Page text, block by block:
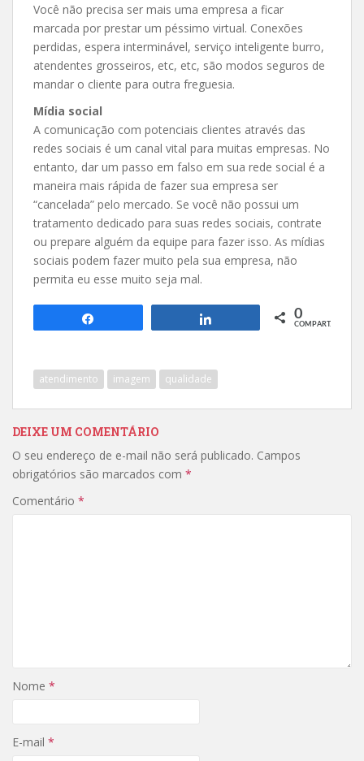
Você não precisa ser mais uma empresa a ficar
marcada por prestar um péssimo virtual. Conexões
perdidas, espera interminável, serviço inteligente burro,
atendentes grosseiros, etc, etc, são modos seguros de
mandar o cliente para outra freguesia.
Mídia social
A comunicação com potenciais clientes através das
redes sociais é um canal vital para muitas empresas. No
entanto, dar um passo em falso em sua rede social é a
maneira mais rápida de fazer sua empresa ser
“cancelada” pelo mercado. Se você não possui um
tratamento dedicado para suas redes sociais, contrate
ou prepare alguém da equipe para fazer isso. As mídias
sociais podem fazer muito pela sua empresa, não
permita eu esse muito seja mal.
Compartilhar 0
COMPART.
atendimento imagem qualidade
DEIXE UM COMENTÁRIO
O seu endereço de e-mail não será publicado. Campos
obrigatórios são marcados com *
Comentário *
Nome *
E-mail *